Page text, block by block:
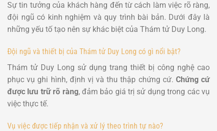
Sự tin tưởng của khách hàng đến từ cách làm việc rõ ràng,
đội ngũ có kinh nghiệm và quy trình bài bản. Dưới đây là
những yếu tố tạo nên sự khác biệt của Thám tử Duy Long.
Đội ngũ và thiết bị của Thám tử Duy Long có gì nổi bật?
Thám tử Duy Long sử dụng trang thiết bị công nghệ cao
phục vụ ghi hình, định vị và thu thập chứng cứ. Chứng cứ
được lưu trữ rõ ràng, đảm bảo giá trị sử dụng trong các vụ
việc thực tế.
Vụ việc được tiếp nhận và xử lý theo trình tự nào?